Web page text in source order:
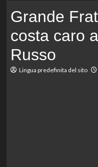
Grande
costa caro
Russo
Lingua predefinita del sito